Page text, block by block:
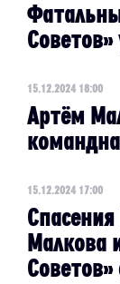
Советов»
15.12.2024 18:00
Артём
15.12.2024 17:00
Малкова